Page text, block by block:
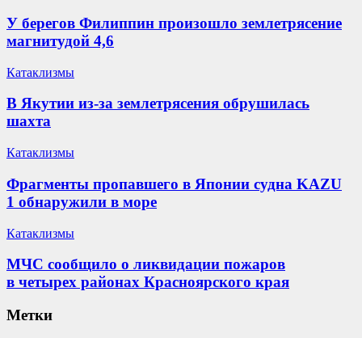
У берегов Филиппин произошло землетрясение
магнитудой 4,6
Катаклизмы
В Якутии из-за землетрясения обрушилась
шахта
Катаклизмы
Фрагменты пропавшего в Японии судна KAZU
1 обнаружили в море
Катаклизмы
МЧС сообщило о ликвидации пожаров
в четырех районах Красноярского края
Метки